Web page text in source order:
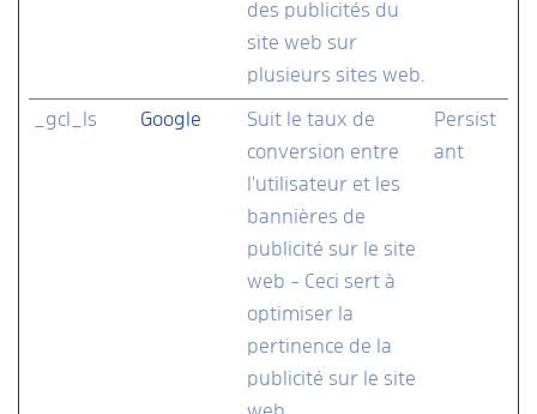
des publicités du
site web sur
plusieurs sites web.
_gcl_ls Google
Suit le taux de
conversion entre
l'utilisateur et les
bannières de
publicité sur le site
web - Ceci sert à
optimiser la
pertinence de la
publicité sur le site
Persist
ant